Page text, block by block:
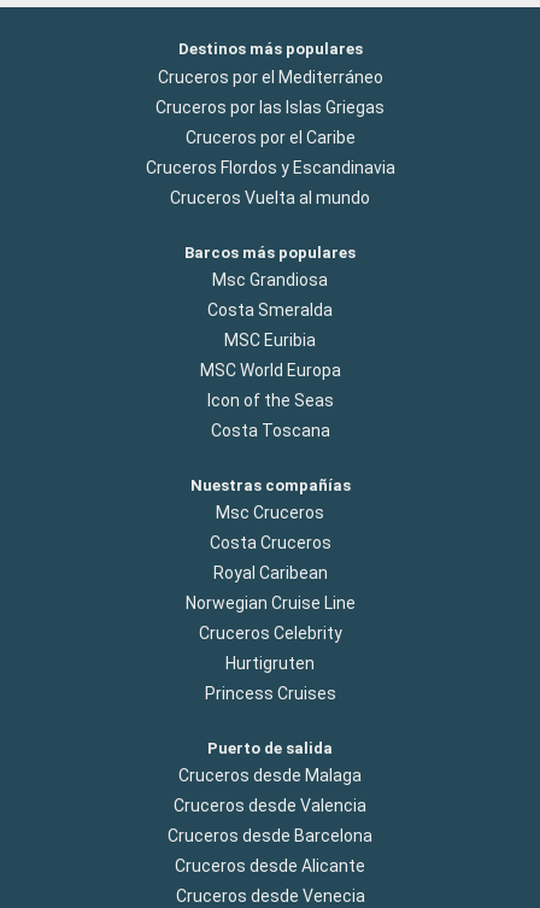
Destinos más populares
Cruceros por el Mediterráneo
Cruceros por las Islas Griegas
Cruceros por el Caribe
Cruceros Flordos y Escandinavia
Cruceros Vuelta al mundo
Barcos más populares
Msc Grandiosa
Costa Smeralda
MSC Euribia
MSC World Europa
Icon of the Seas
Costa Toscana
Nuestras compañías
Msc Cruceros
Costa Cruceros
Royal Caribean
Norwegian Cruise Line
Cruceros Celebrity
Hurtigruten
Princess Cruises
Puerto de salida
Cruceros desde Malaga
Cruceros desde Valencia
Cruceros desde Barcelona
Cruceros desde Alicante
Cruceros desde Venecia